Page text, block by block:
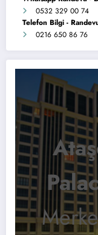
0532 329 00 74
Telefon Bilgi -
0216 650 86 76